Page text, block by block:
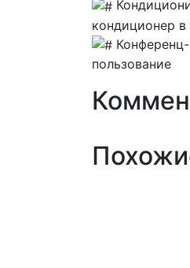
кондиционер
пользование